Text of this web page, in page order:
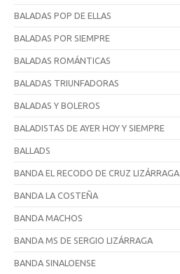
BALADAS POP DE ELLAS
BALADAS POR SIEMPRE
BALADAS ROMÁNTICAS
BALADAS TRIUNFADORAS
BALADAS Y BOLEROS
BALADISTAS DE AYER HOY Y SIEMPRE
BALLADS
BANDA EL RECODO DE CRUZ LIZÁRRAGA
BANDA LA COSTEÑA
BANDA MACHOS
BANDA MS DE SERGIO LIZÁRRAGA
BANDA SINALOENSE